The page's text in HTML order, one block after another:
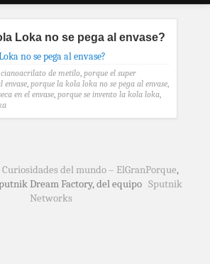
Loka no se pega al envase?
cianoacrilato de metilo, porque el super
envase, porque la kola loka no se pega al envase,
en el envase, porque se invento la kola loka,
Curiosidades del mundo – ElGranPorque,
Dream Factory, del equipo Sputnik
Networks